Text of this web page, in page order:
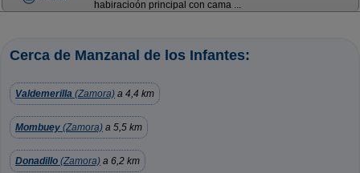
habiracioón principal con cama ...
Cerca de Manzanal de los Infantes:
Valdemerilla (Zamora) a 4,4 km
Mombuey (Zamora) a 5,5 km
Donadillo (Zamora) a 6,2 km